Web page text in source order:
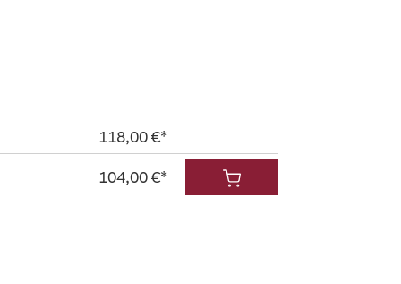
118,00 €*
104,00 €*